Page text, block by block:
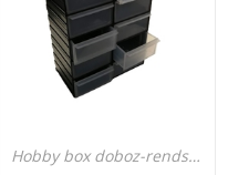
Hobby box doboz-rendszerező, fiókos, egymáshoz kapcsolható korlátlan nagyságig